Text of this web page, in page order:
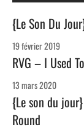
{Le Son Du
19 février 2019
RVG – I Used
13 mars 2020
{Le son du
Round